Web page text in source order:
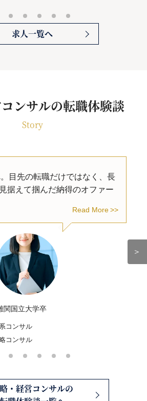
求人一覧へ
ンサルの転職体験談
Story
目先の転職だけではなく、長
据えて掴んだ納得のオファー
Read More
関国立大学卒
コンサル
コンサル
＞
・経営コンサルの